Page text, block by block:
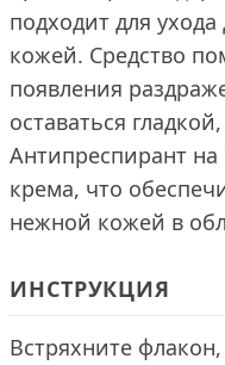
подходит для
кожей. Средство
появления
оставаться
Антипреспирант на
крема, что
нежной кожей в
ИНСТРУКЦИЯ
Встряхните